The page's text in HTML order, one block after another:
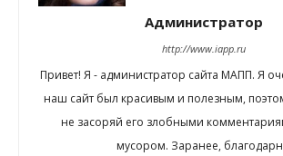
Администратор
http://www.iapp.ru
Привет! Я - администратор сайта МАПП. Я
наш сайт был красивым и полезным,
не засоряй его злобными
мусором. Заранее,